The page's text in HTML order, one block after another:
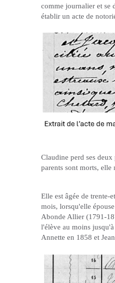
comme journalier et se
établir un acte de
Claudine perd ses
parents sont morts, elle
Elle est âgée de trente-
mois, lorsqu'elle
Abonde Allier (1791-
l'élève au moins
Annette en 1858 et